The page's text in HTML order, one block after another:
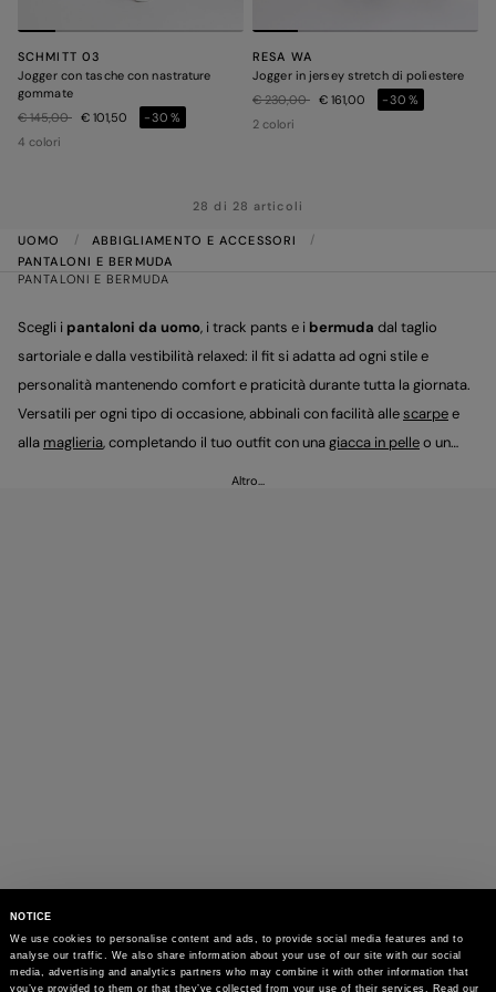
NOTICE
We use cookies to personalise content and ads, to provide social media features and to
analyse our traffic. We also share information about your use of our site with our social
media, advertising and analytics partners who may combine it with other information that
you’ve provided to them or that they’ve collected from your use of their services. Read our
SCHMITT 03
Jogger con tasche con nastrature
gommate
Prezzo ridotto da
€ 145,00a € 101,50
-30%
4 colori
RESA WA
Jogger in jersey stretch di poliestere
Prezzo ridotto da
€ 230,00a € 161,00
-30%
2 colori
28 di 28 articoli
UOMO
ABBIGLIAMENTO E ACCESSORI
PANTALONI E BERMUDA
PANTALONI E BERMUDA
Scegli i pantaloni da uomo, i track pants e i bermuda dal taglio
sartoriale e dalla vestibilità relaxed: il fit si adatta ad ogni stile e
personalità mantenendo comfort e praticità durante tutta la giornata.
Versatili per ogni tipo di occasione, abbinali con facilità allescarpee
alla maglieria, completando il tuo outfit con unagiacca in pelleo un
Altro…